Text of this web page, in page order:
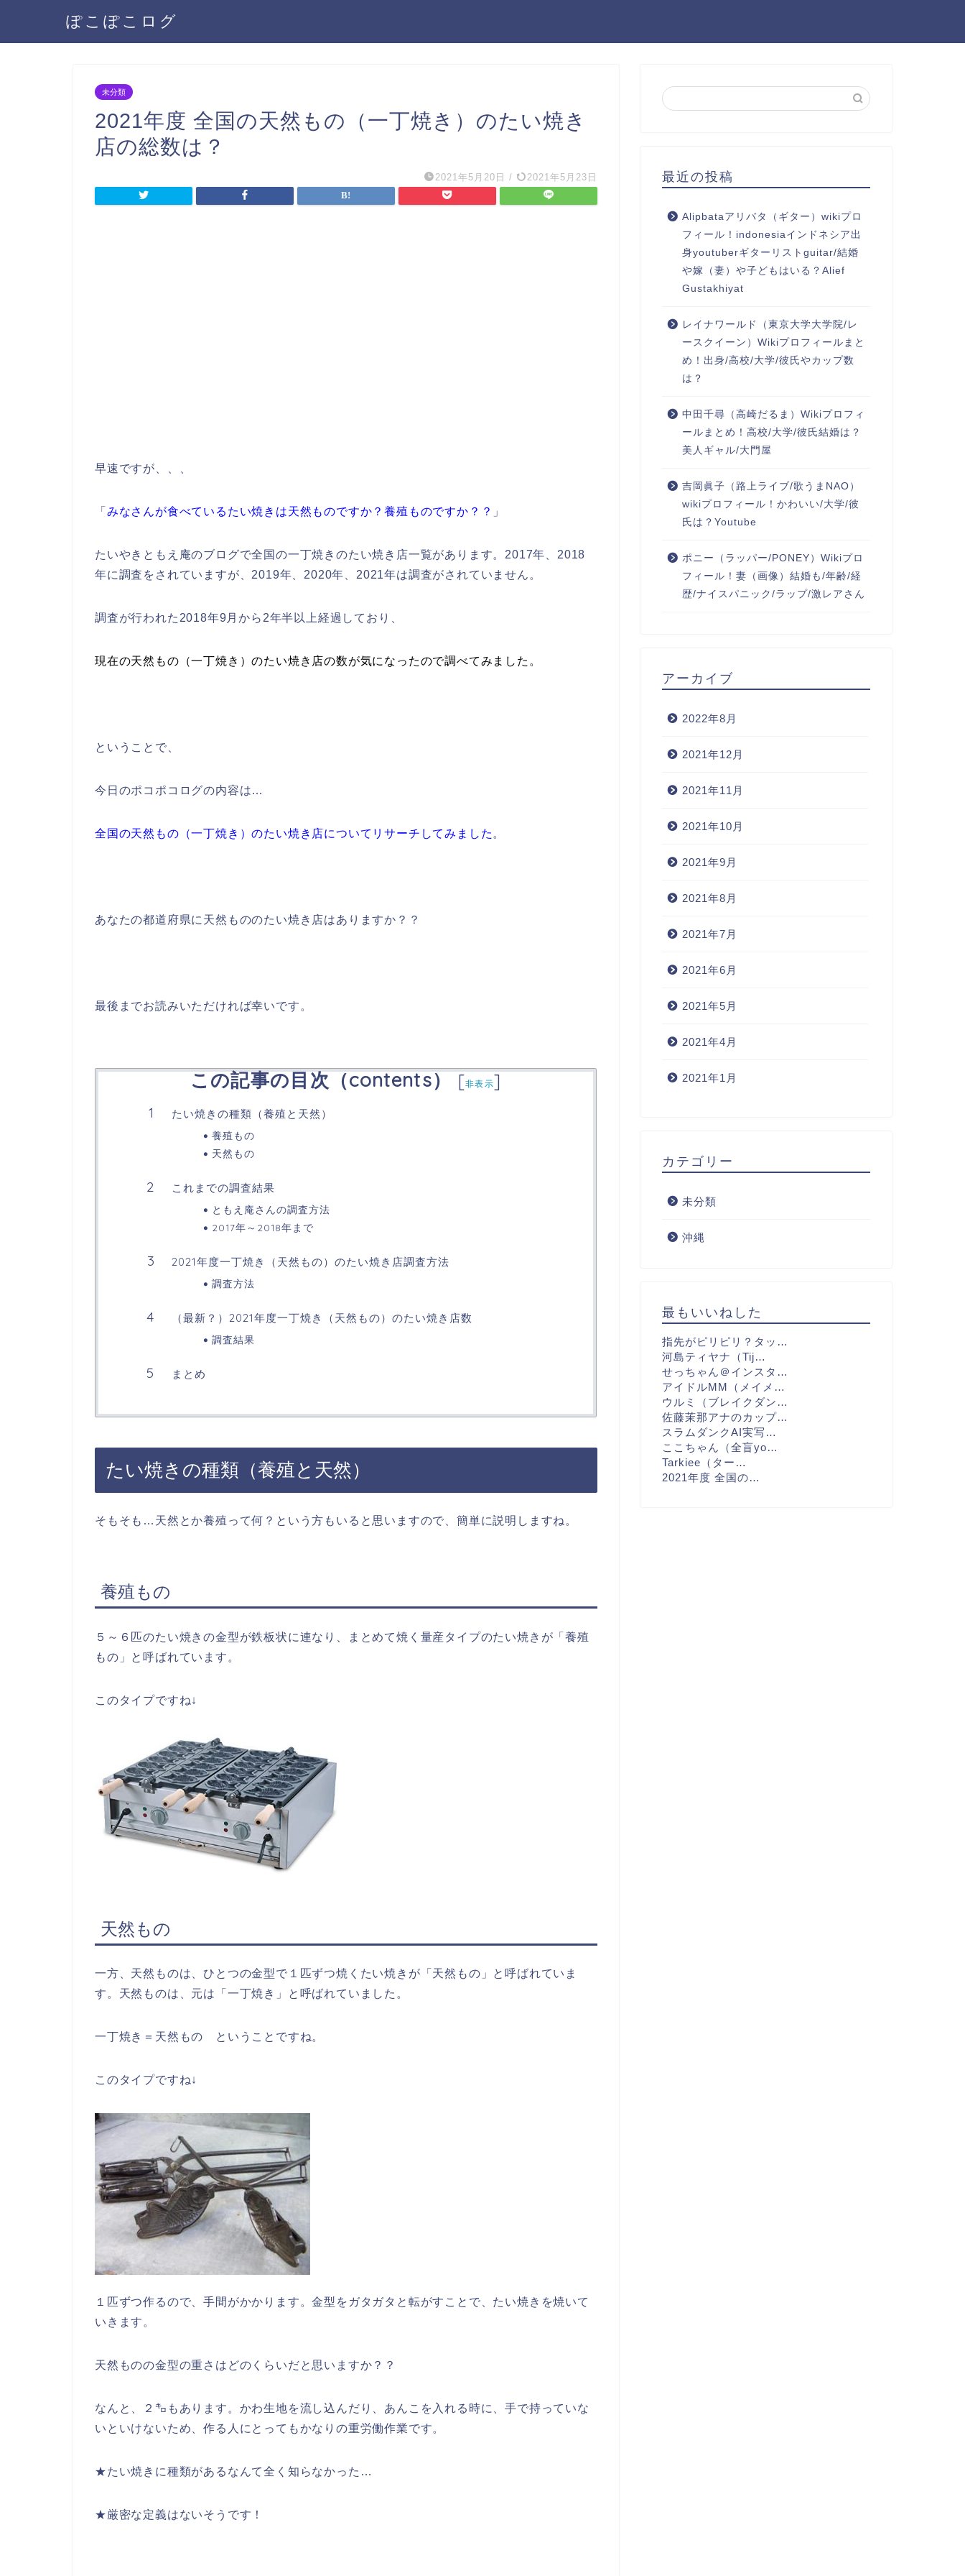
ぽこぽこログ
未分類
2021年度 全国の天然もの（一丁焼き）のたい焼き
店の総数は？
2021年5月20日 / 2021年5月23日
早速ですが、、、
「 みなさんが食べているたい焼きは天然ものですか？養殖ものですか？？ 」
たいやきともえ庵のブログで全国の一丁焼きのたい焼き店一覧があります。2017年、2018
年に調査をされていますが、2019年、2020年、2021年は調査がされていません。
調査が行われた2018年9月から2年半以上経過しており、
現在の天然もの（一丁焼き）のたい焼き店の数が気になったので調べてみました。
ということで、
今日のポコポコログの内容は…
全国の天然もの（一丁焼き）のたい焼き店についてリサーチしてみました 。
あなたの都道府県に天然もののたい焼き店はありますか？？
最後までお読みいただければ幸いです。
この記事の目次（contents） [非表示]
たい焼きの種類（養殖と天然）
養殖もの
天然もの
これまでの調査結果
ともえ庵さんの調査方法
2017年～2018年まで
2021年度一丁焼き（天然もの）のたい焼き店調査方法
調査方法
（最新？）2021年度一丁焼き（天然もの）のたい焼き店数
調査結果
まとめ
たい焼きの種類（養殖と天然）
そもそも…天然とか養殖って何？という方もいると思いますので、簡単に説明しますね。
養殖もの
５～６匹のたい焼きの金型が鉄板状に連なり、まとめて焼く量産タイプのたい焼きが「養殖
もの」と呼ばれています。
このタイプですね↓
天然もの
一方、天然ものは、ひとつの金型で１匹ずつ焼くたい焼きが「天然もの」と呼ばれていま
す。天然ものは、元は「一丁焼き」と呼ばれていました。
一丁焼き＝天然もの ということですね。
このタイプですね↓
１匹ずつ作るので、手間がかかります。金型をガタガタと転がすことで、たい焼きを焼いて
いきます。
天然ものの金型の重さはどのくらいだと思いますか？？
なんと、２㌔もあります。かわ生地を流し込んだり、あんこを入れる時に、手で持っていな
いといけないため、作る人にとってもかなりの重労働作業です。
★たい焼きに種類があるなんて全く知らなかった…
★厳密な定義はないそうです！
最近の投稿
Alipbataアリバタ（ギター）wikiプロ
フィール！indonesiaインドネシア出
身youtuberギターリストguitar/結婚
や嫁（妻）や子どもはいる？Alief
Gustakhiyat
レイナワールド（東京大学大学院/レ
ースクイーン）Wikiプロフィールまと
め！出身/高校/大学/彼氏やカップ数
は？
中田千尋（高崎だるま）Wikiプロフィ
ールまとめ！高校/大学/彼氏結婚は？
美人ギャル/大門屋
吉岡眞子（路上ライブ/歌うまNAO）
wikiプロフィール！かわいい/大学/彼
氏は？Youtube
ポニー（ラッパー/PONEY）Wikiプロ
フィール！妻（画像）結婚も/年齢/経
歴/ナイスパニック/ラップ/激レアさん
アーカイブ
2022年8月
2021年12月
2021年11月
2021年10月
2021年9月
2021年8月
2021年7月
2021年6月
2021年5月
2021年4月
2021年1月
カテゴリー
未分類
沖縄
最もいいねした
指先がピリピリ？タッ…
河島ティヤナ（Tij…
せっちゃん＠インスタ…
アイドルMM（メイメ…
ウルミ（ブレイクダン…
佐藤茉那アナのカップ…
スラムダンクAI実写…
ここちゃん（全盲yo…
Tarkiee（ター…
2021年度 全国の…